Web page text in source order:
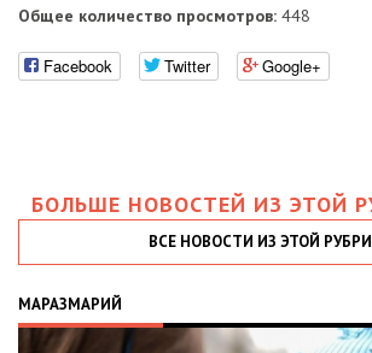
Общее количество просмотров: 448
Facebook Twitter Google+
БОЛЬШЕ НОВОСТЕЙ ИЗ ЭТОЙ
ВСЕ НОВОСТИ ИЗ ЭТОЙ
МАРАЗМАРИЙ